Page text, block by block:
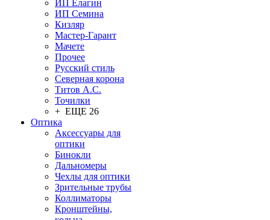
ИП Елагин
ИП Семина
Кизляр
Мастер-Гарант
Мачете
Прочее
Русский стиль
Северная корона
Титов А.С.
Точилки
+ ЕЩЕ 26
Оптика
Аксессуары для
оптики
Бинокли
Дальномеры
Чехлы для оптики
Зрительные трубы
Коллиматоры
Кронштейны,